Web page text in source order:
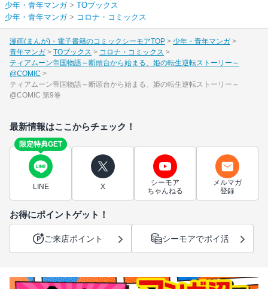
少年・青年マンガ> TOブックス
少年・青年マンガ> コロナ・コミックス
漫画(まんが)・電子書籍のコミックシーモアTOP
少年・青年マンガ
青年マンガ
TOブックス
コロナ・コミックス
ティアムーン帝国物語～断頭台から始まる、姫の転生逆転ストーリー～
@COMIC
ティアムーン帝国物語～断頭台から始まる、姫の転生逆転ストーリー～
@COMIC 第9巻
最新情報はここからチェック！
限定特典GET
LINE X
シーモア
ちゃんねる
メルマガ
登録
お得にポイントゲット！
ご来店ポイント シーモアでポイ活